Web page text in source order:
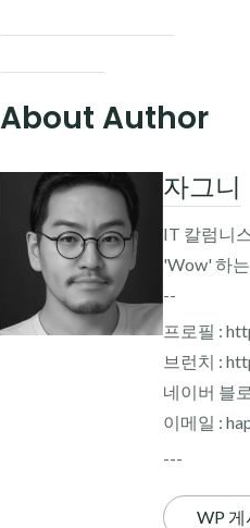
About Author
자그니
IT 칼럼니
'Wow' 하
--
프로필 :
브런치 :
네이버 블
이메일 :
---
WP 게